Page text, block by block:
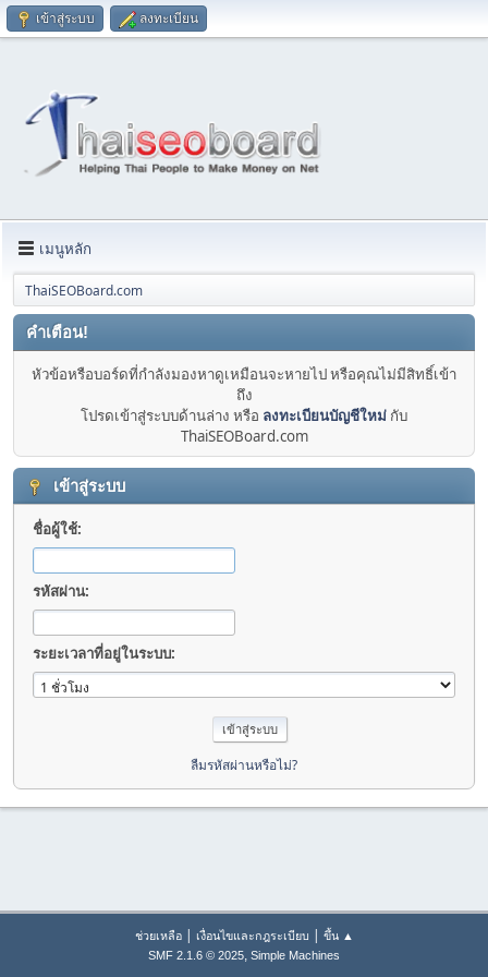
เข้าสู่ระบบ ลงทะเบียน
เมนูหลัก
ThaiSEOBoard.com
คำเตือน!
หัวข้อหรือบอร์ดที่กำลังมองหาดูเหมือนจะหายไป หรือคุณไม่มีสิทธิ์เข้า
ถึง
โปรดเข้าสู่ระบบด้านล่าง หรือ ลงทะเบียนบัญชีใหม่ กับ
ThaiSEOBoard.com
เข้าสู่ระบบ
ชื่อผู้ใช้:
รหัสผ่าน:
ระยะเวลาที่อยู่ในระบบ:
ลืมรหัสผ่านหรือไม่?
ช่วยเหลือ| เงื่อนไขและกฎระเบียบ | ขึ้น ▲
SMF 2.1.6 © 2025, Simple Machines